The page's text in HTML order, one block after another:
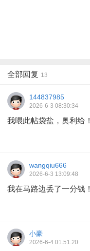
全部回复 13
144837985
2026-6-3 08:30:34
我喂此帖袋盐，奥利给！
wangqiu666
2026-6-3 13:09:48
我在马路边丢了一分钱！
小豪
2026-6-4 01:51:20